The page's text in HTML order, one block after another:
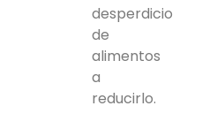
desperdicio
de
alimentos
a
reducirlo.